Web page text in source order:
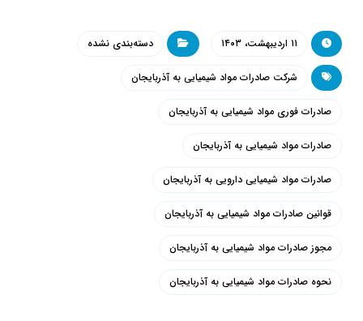
۱۱ اردیبهشت، ۱۴۰۳ دسته‌بندی نشده
شرکت صادرات مواد شیمیایی به آذربایجان
صادرات فوری مواد شیمیایی به آذربایجان
صادرات مواد شیمیایی به آذربایجان
صادرات مواد شیمیایی دارویی به آذربایجان
قوانین صادرات مواد شیمیایی به آذربایجان
مجوز صادرات مواد شیمیایی به آذربایجان
نحوه صادرات مواد شیمیایی به آذربایجان